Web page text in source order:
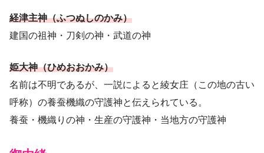
経津主神（ふつぬしのかみ）
建国の祖神・刀剣の神・武道の神
姫大神（ひめおおかみ）
名前は不明であるが、一説によると綾女庄（この地の古い
呼称）の養蚕機織の守護神と伝えられている。
養蚕・機織りの神・生産の守護神・当地方の守護神